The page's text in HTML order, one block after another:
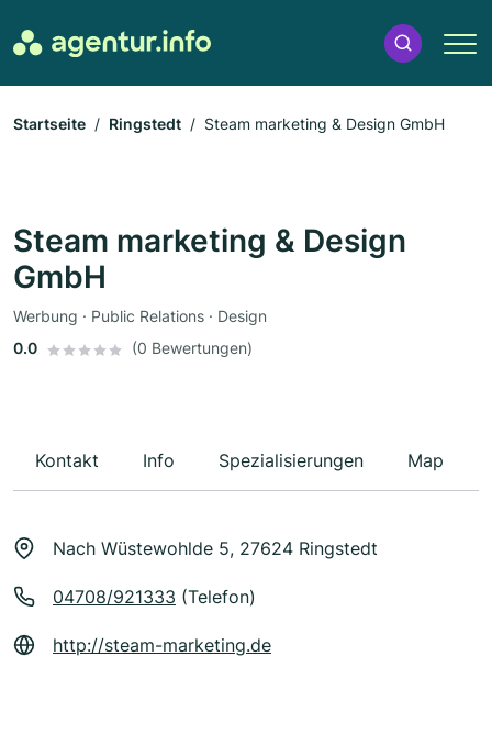
Startseite Ringstedt Steam marketing & Design GmbH
Steam marketing & Design
GmbH
Werbung · Public Relations · Design
0.0
(0 Bewertungen)
Kontakt Info Spezialisierungen Map
Nach Wüstewohlde 5, 27624 Ringstedt
04708/921333 (Telefon)
http://steam-marketing.de